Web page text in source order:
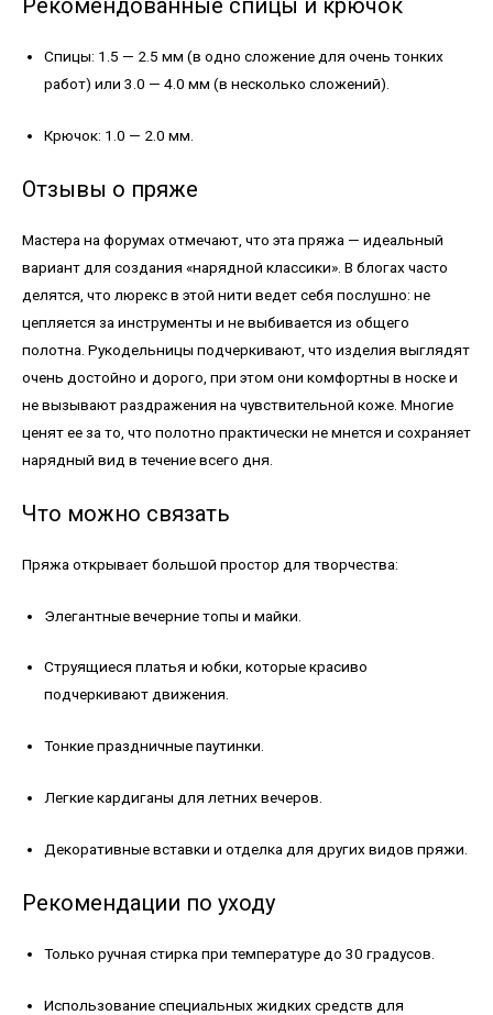
Рекомендованные спицы и крючок
Спицы: 1.5 — 2.5 мм (в одно сложение для очень тонких
работ) или 3.0 — 4.0 мм (в несколько сложений).
Крючок: 1.0 — 2.0 мм.
Отзывы о пряже
Мастера на форумах отмечают, что эта пряжа — идеальный
вариант для создания «нарядной классики». В блогах часто
делятся, что люрекс в этой нити ведет себя послушно: не
цепляется за инструменты и не выбивается из общего
полотна. Рукодельницы подчеркивают, что изделия выглядят
очень достойно и дорого, при этом они комфортны в носке и
не вызывают раздражения на чувствительной коже. Многие
ценят ее за то, что полотно практически не мнется и сохраняет
нарядный вид в течение всего дня.
Что можно связать
Пряжа открывает большой простор для творчества:
Элегантные вечерние топы и майки.
Струящиеся платья и юбки, которые красиво
подчеркивают движения.
Тонкие праздничные паутинки.
Легкие кардиганы для летних вечеров.
Декоративные вставки и отделка для других видов пряжи.
Рекомендации по уходу
Только ручная стирка при температуре до 30 градусов.
Использование специальных жидких средств для